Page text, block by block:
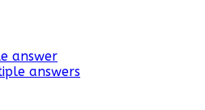
answer
answers